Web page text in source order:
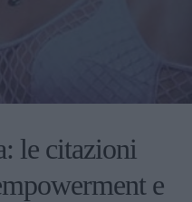
le citazioni
e